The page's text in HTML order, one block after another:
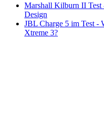
Marshall Kilburn II Test
Design
JBL Charge 5 im Test -
Xtreme 3?